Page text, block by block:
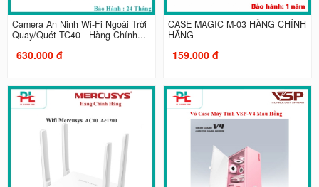
Camera An Ninh Wi-Fi Ngoài Trời
Quay/Quét TC40 - Hàng Chính...
630.000 đ
CASE MAGIC M-03 HÀNG CHÍNH
HÃNG
159.000 đ